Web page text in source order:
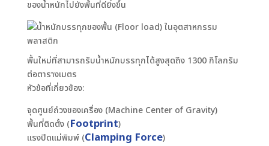
ของน้ำหนักไปยังพื้นที่ดียิ่งขึ้น
พื้นใหม่ที่สามารถรับน้ำหนักบรรทุกได้สูงสุดถึง 1300 กิโลกรัม
ต่อตารางเมตร
หัวข้อที่เกี่ยวข้อง:
จุดศูนย์ถ่วงของเครื่อง (Machine Center of Gravity)
พื้นที่ติดตั้ง (Footprint)
แรงปิดแม่พิมพ์ (Clamping Force)